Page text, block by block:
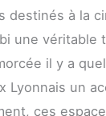
destinés à la
une véritable
il y a
Lyonnais un
ces